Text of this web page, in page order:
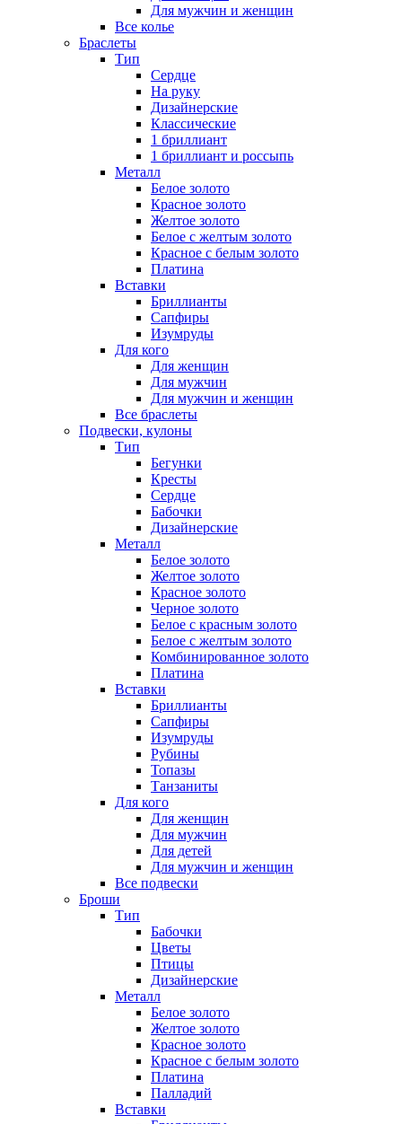
Для мужчин и женщин
Все колье
Браслеты
Тип
Сердце
На руку
Дизайнерские
Классические
1 бриллиант
1 бриллиант и россыпь
Металл
Белое золото
Красное золото
Желтое золото
Белое с желтым золото
Красное с белым золото
Платина
Вставки
Бриллианты
Сапфиры
Изумруды
Для кого
Для женщин
Для мужчин
Для мужчин и женщин
Все браслеты
Подвески, кулоны
Тип
Бегунки
Кресты
Сердце
Бабочки
Дизайнерские
Металл
Белое золото
Желтое золото
Красное золото
Черное золото
Белое с красным золото
Белое с желтым золото
Комбинированное золото
Платина
Вставки
Бриллианты
Сапфиры
Изумруды
Рубины
Топазы
Танзаниты
Для кого
Для женщин
Для мужчин
Для детей
Для мужчин и женщин
Все подвески
Броши
Тип
Бабочки
Цветы
Птицы
Дизайнерские
Металл
Белое золото
Желтое золото
Красное золото
Красное с белым золото
Платина
Палладий
Вставки